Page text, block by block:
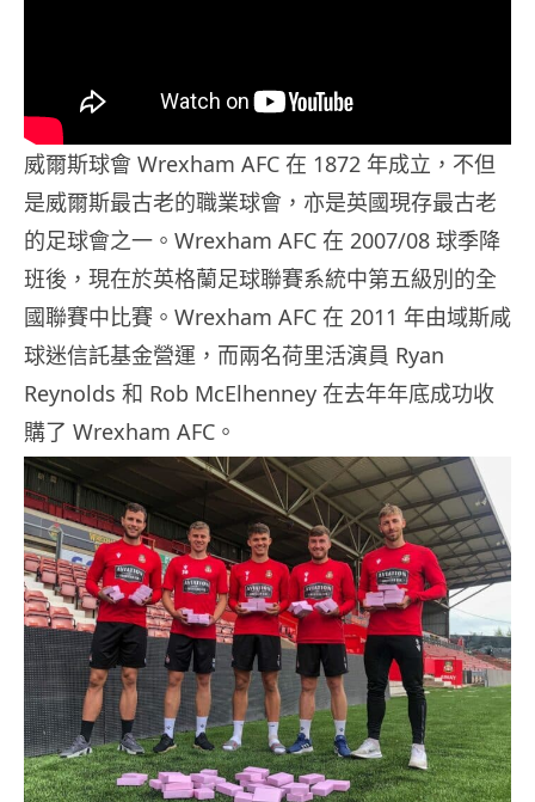
威爾斯球會 Wrexham AFC 在 1872 年成立，不但
是威爾斯最古老的職業球會，亦是英國現存最古老
的足球會之一。Wrexham AFC 在 2007/08 球季降
班後，現在於英格蘭足球聯賽系統中第五級別的全
國聯賽中比賽。Wrexham AFC 在 2011 年由域斯咸
球迷信託基金營運，而兩名荷里活演員 Ryan
Reynolds 和 Rob McElhenney 在去年年底成功收
購了 Wrexham AFC。